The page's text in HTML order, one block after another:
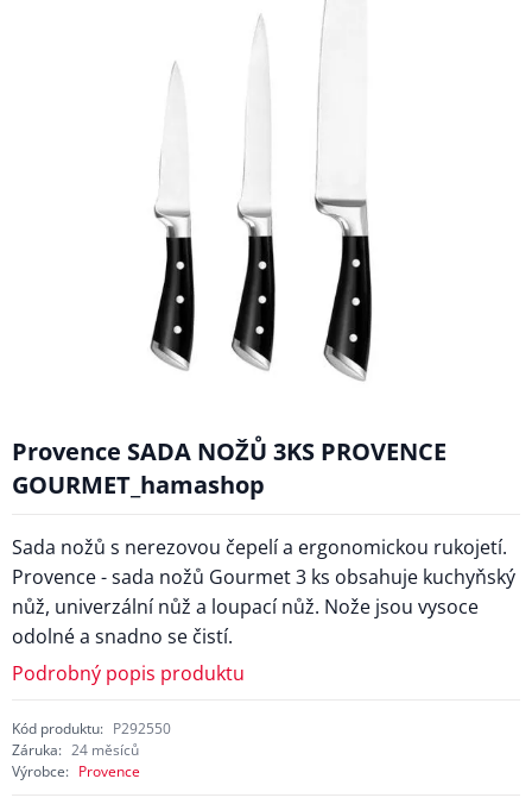
Provence SADA NOŽŮ 3KS PROVENCE
GOURMET_hamashop
Sada nožů s nerezovou čepelí a ergonomickou rukojetí.
Provence - sada nožů Gourmet 3 ks obsahuje kuchyňský
nůž, univerzální nůž a loupací nůž. Nože jsou vysoce
odolné a snadno se čistí.
Podrobný popis produktu
Kód produktu: P292550
Záruka: 24 měsíců
Výrobce: Provence